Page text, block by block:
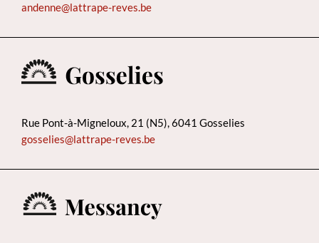
andenne@lattrape-reves.be
Rue Pont-à-Migneloux, 21 (N5), 6041 Gosselies
gosselies@lattrape-reves.be